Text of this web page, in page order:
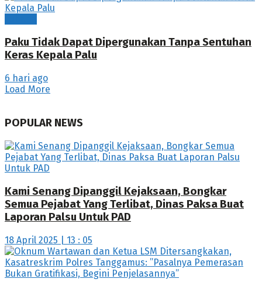
Paku Tidak Dapat Dipergunakan Tanpa Sentuhan
Keras Kepala Palu
6 hari ago
Load More
POPULAR NEWS
Kami Senang Dipanggil Kejaksaan, Bongkar
Semua Pejabat Yang Terlibat, Dinas Paksa Buat
Laporan Palsu Untuk PAD
18 April 2025 | 13 : 05